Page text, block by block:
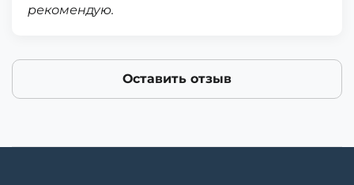
рекомендую.
Оставить отзыв